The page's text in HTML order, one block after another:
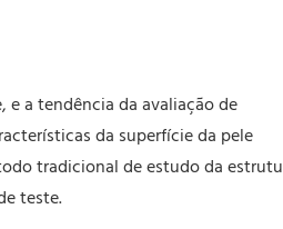
e a tendência da avaliação de
da superfície da pele
tradicional de estudo da
teste.